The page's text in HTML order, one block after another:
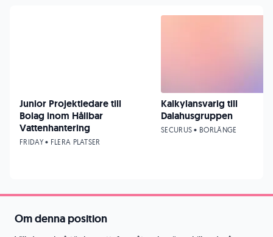
Om denna position
Junior Projektledare till
Bolag inom Hållbar
Vattenhantering
FRIDAY • FLERA PLATSER
Kalkylansvarig till
Dalahusgruppen
SECURUS • BORLÄNGE